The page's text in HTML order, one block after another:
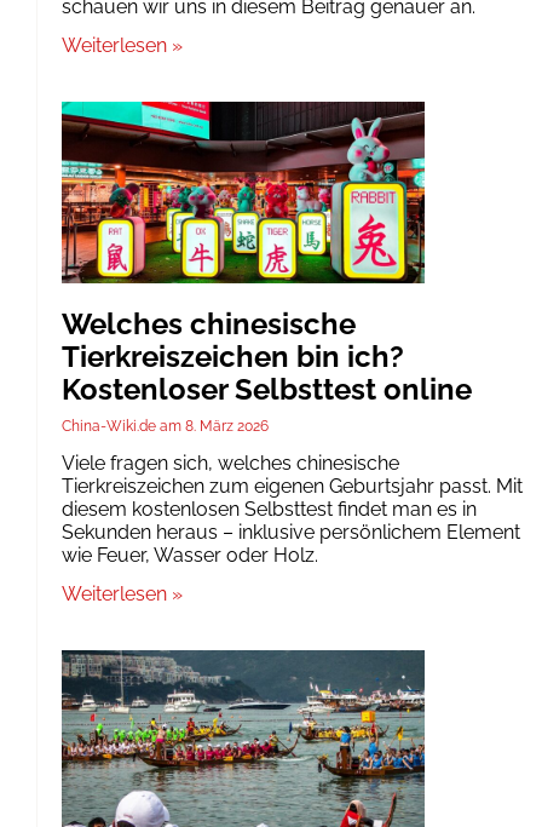
schauen wir uns in diesem Beitrag genauer an.
Weiterlesen »
Welches chinesische
Tierkreiszeichen bin ich?
Kostenloser Selbsttest online
China-Wiki.de 8. März 2026
Viele fragen sich, welches chinesische
Tierkreiszeichen zum eigenen Geburtsjahr passt. Mit
diesem kostenlosen Selbsttest findet man es in
Sekunden heraus – inklusive persönlichem Element
wie Feuer, Wasser oder Holz.
Weiterlesen »